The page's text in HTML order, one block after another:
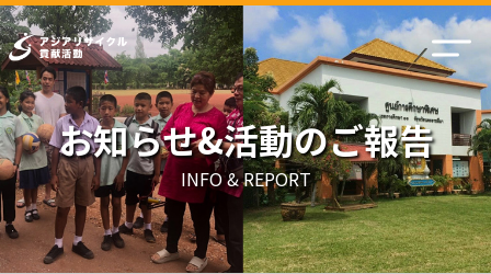
お知らせ&活動のご報告
INFO & REPORT